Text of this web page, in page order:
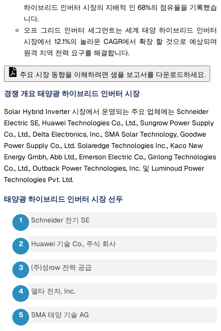
하이브리드 인버터 시장의 지배적 인 68%의 점유율을 기록했습
니다.
오프 그리드 인버터 세그먼트는 세계 태양 하이브리드 인버터
시장에서 12.1%의 놀라운 CAGR에서 확장 할 것으로 예상되며
원격 지역 전력 요구를 해결합니다.
주요 시장 동향을 이해하려면 샘플 보고서를 다운로드하세요.
경쟁 개요 태양광 하이브리드 인버터 시장
Solar Hybrid Inverter 시장에서 운영되는 주요 업체에는 Schneider
Electric SE, Huawei Technologies Co., Ltd., Sungrow Power Supply
Co., Ltd., Delta Electronics, Inc., SMA Solar Technology, Goodwe
Power Supply Co., Ltd. Solaredge Technologies Inc., Kaco New
Energy Gmbh, Abb Ltd., Emerson Electric Co., Ginlong Technologies
Co., Ltd., Outback Power Technologies, Inc. 및 Luminoud Power
Technologies Pvt. Ltd.
태양광 하이브리드 인버터 시장 선두
Schneider 전기 SE
Huawei 기술 Co., 주식 회사
(주)성row 전력 공급
델타 전자, Inc.
SMA 태양 기술 AG